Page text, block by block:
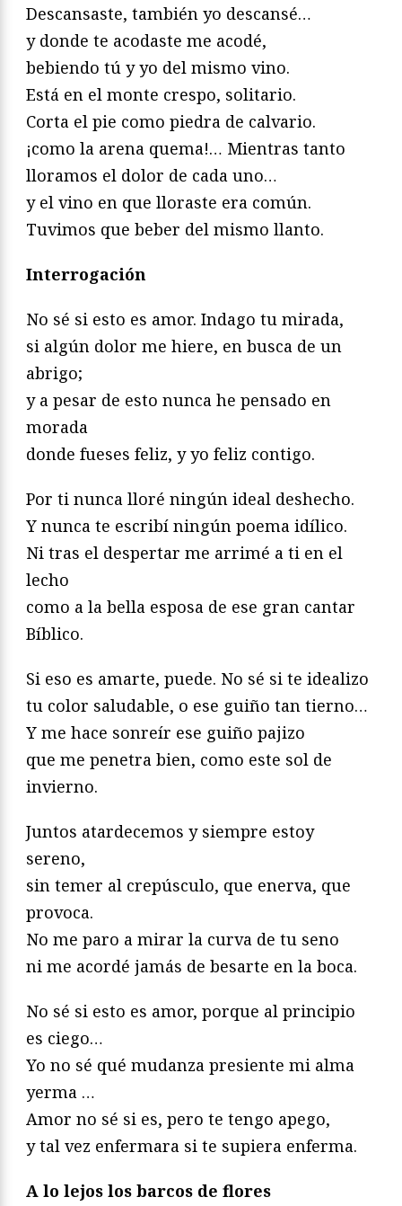
Descansaste, también yo descansé…
y donde te acodaste me acodé,
bebiendo tú y yo del mismo vino.
Está en el monte crespo, solitario.
Corta el pie como piedra de calvario.
¡como la arena quema!… Mientras tanto
lloramos el dolor de cada uno…
y el vino en que lloraste era común.
Tuvimos que beber del mismo llanto.
Interrogación
No sé si esto es amor. Indago tu mirada,
si algún dolor me hiere, en busca de un
abrigo;
y a pesar de esto nunca he pensado en
morada
donde fueses feliz, y yo feliz contigo.
Por ti nunca lloré ningún ideal deshecho.
Y nunca te escribí ningún poema idílico.
Ni tras el despertar me arrimé a ti en el
lecho
como a la bella esposa de ese gran cantar
Bíblico.
Si eso es amarte, puede. No sé si te idealizo
tu color saludable, o ese guiño tan tierno…
Y me hace sonreír ese guiño pajizo
que me penetra bien, como este sol de
invierno.
Juntos atardecemos y siempre estoy
sereno,
sin temer al crepúsculo, que enerva, que
provoca.
No me paro a mirar la curva de tu seno
ni me acordé jamás de besarte en la boca.
No sé si esto es amor, porque al principio
es ciego…
Yo no sé qué mudanza presiente mi alma
yerma …
Amor no sé si es, pero te tengo apego,
y tal vez enfermara si te supiera enferma.
A lo lejos los barcos de flores